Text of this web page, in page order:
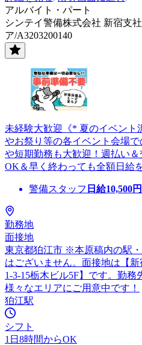
アルバイト・パート
シンテイ警備株式会社 新宿支
ア/A3203200140
未経験大歓迎《* 夏のイベント
やお祭り等の各イベント会場
や短期勤務も大歓迎！週払い
OK＆早く終わっても全額日給
警備スタッフ 日給10,500
勤務地
面接地
東京都狛江市 ※本原稿内の駅
はございません。面接地は【
1-3-15栃木ビル5F】です。勤務
様々なエリアにご用意中です！
狛江駅
シフト
1日8時間からOK